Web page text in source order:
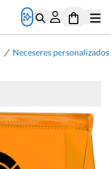
/ Neceseres personalizados